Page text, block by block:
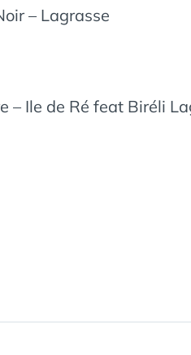
– Lagrasse
– Ile de Ré feat Biréli